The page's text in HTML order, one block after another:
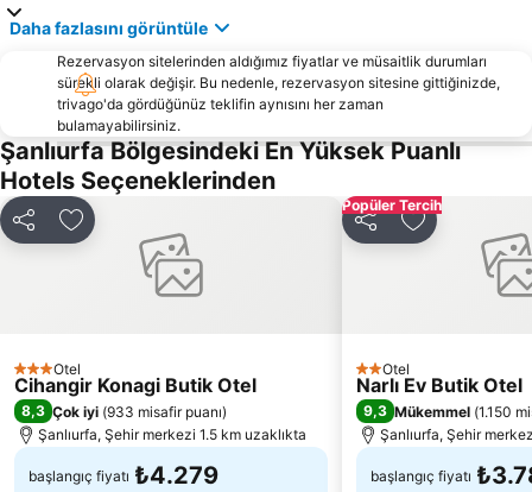
Daha fazlasını görüntüle
Rezervasyon sitelerinden aldığımız fiyatlar ve müsaitlik durumları
sürekli olarak değişir. Bu nedenle, rezervasyon sitesine gittiğinizde,
trivago'da gördüğünüz teklifin aynısını her zaman
bulamayabilirsiniz.
Şanlıurfa Bölgesindeki En Yüksek Puanlı
Hotels Seçeneklerinden
Paylaş Favorilerime ekle
3 Yıldız
Otel
Cihangir Konagi Butik Otel
8,3 Çok iyi (933 misafir puanı)
Şanlıurfa, Şehir merkezi 1.5 km uzaklıkta
başlangıç fiyatı ₺4.279
Popüler Tercih
Paylaş Favorilerime
2 Yıldız
Otel
Narlı Ev Butik Otel
9,3 Mükemmel (1.150
Şanlıurfa, Şehir
başlangıç fiyatı